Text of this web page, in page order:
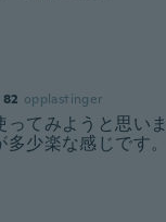
82 opplastinger
ってみようと思い
少楽な感じです。